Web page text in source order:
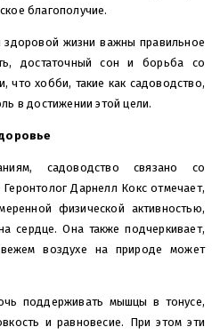
благополучие.
жизни важны правильное
достаточный сон и борьба со
что хобби, такие как садоводство,
в достижении этой цели.
садоводство связано со
Дарнелл Кокс отмечает,
физической активностью,
сердце. Она также подчеркивает,
воздухе на природе может
поддерживать мышцы в тонусе,
и равновесие. При этом эти